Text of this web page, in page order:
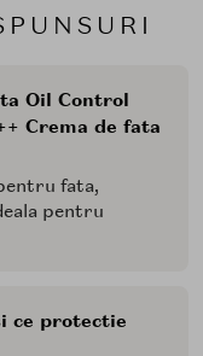
Oil Control
Crema de fata
fata,
pentru
ce protectie